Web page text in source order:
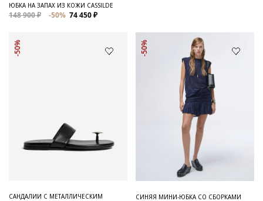
ЮБКА НА ЗАПАХ ИЗ КОЖИ CASSILDE
148 900 ₽ -50% 74 450 ₽
-50%
САНДАЛИИ С МЕТАЛЛИЧЕСКИМ
-50%
СИНЯЯ МИНИ-ЮБКА СО СБОРКАМИ